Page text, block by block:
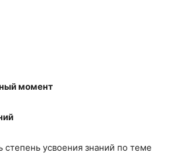
момент
степень усвоения знаний по теме